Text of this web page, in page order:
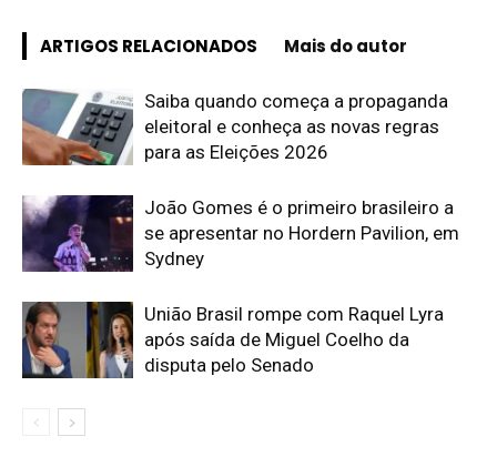
ARTIGOS RELACIONADOS Mais do autor
Saiba quando começa a propaganda
eleitoral e conheça as novas regras
para as Eleições 2026
João Gomes é o primeiro brasileiro a
se apresentar no Hordern Pavilion, em
Sydney
União Brasil rompe com Raquel Lyra
após saída de Miguel Coelho da
disputa pelo Senado